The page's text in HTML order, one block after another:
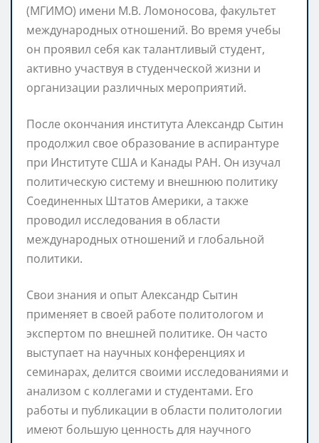
(МГИМО) имени М.В. Ломоносова, факультет
международных отношений. Во время учебы
он проявил себя как талантливый студент,
активно участвуя в студенческой жизни и
организации различных мероприятий.
После окончания института Александр Сытин
продолжил свое образование в аспирантуре
при Институте США и Канады РАН. Он изучал
политическую систему и внешнюю политику
Соединенных Штатов Америки, а также
проводил исследования в области
международных отношений и глобальной
политики.
Свои знания и опыт Александр Сытин
применяет в своей работе политологом и
экспертом по внешней политике. Он часто
выступает на научных конференциях и
семинарах, делится своими исследованиями и
анализом с коллегами и студентами. Его
работы и публикации в области политологии
имеют большую ценность для научного